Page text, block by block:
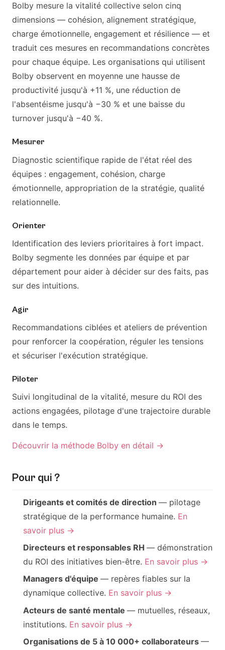
Bolby mesure la vitalité collective selon cinq
dimensions — cohésion, alignement stratégique,
charge émotionnelle, engagement et résilience — et
traduit ces mesures en recommandations concrètes
pour chaque équipe. Les organisations qui utilisent
Bolby observent en moyenne une hausse de
productivité jusqu'à +11 %, une réduction de
l'absentéisme jusqu'à −30 % et une baisse du
turnover jusqu'à −40 %.
Mesurer
Diagnostic scientifique rapide de l'état réel des
équipes : engagement, cohésion, charge
émotionnelle, appropriation de la stratégie, qualité
relationnelle.
Orienter
Identification des leviers prioritaires à fort impact.
Bolby segmente les données par équipe et par
département pour aider à décider sur des faits, pas
sur des intuitions.
Agir
Recommandations ciblées et ateliers de prévention
pour renforcer la coopération, réguler les tensions
et sécuriser l'exécution stratégique.
Piloter
Suivi longitudinal de la vitalité, mesure du ROI des
actions engagées, pilotage d'une trajectoire durable
dans le temps.
Découvrir la méthode Bolby en détail →
Pour qui ?
Dirigeants et comités de direction— pilotage
stratégique de la performance humaine. En
savoir plus →
Directeurs et responsables RH— démonstration
du ROI des initiatives bien-être. En savoir plus →
Managers d'équipe— repères fiables sur la
dynamique collective. En savoir plus →
Acteurs de santé mentale— mutuelles, réseaux,
institutions. En savoir plus →
Organisations de 5 à 10 000+ collaborateurs—